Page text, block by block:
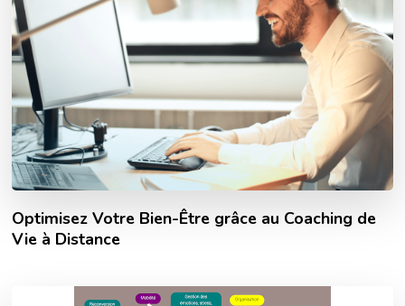
Optimisez Votre Bien-Être grâce au Coaching de
Vie à Distance